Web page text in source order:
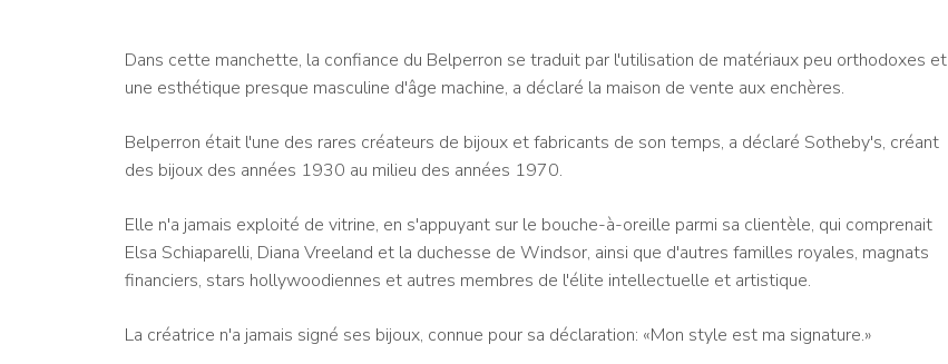
Dans cette manchette, la confiance du Belperron se traduit par l'utilisation de matériaux peu orthodoxes et
une esthétique presque masculine d'âge machine, a déclaré la maison de vente aux enchères.
Belperron était l'une des rares créateurs de bijoux et fabricants de son temps, a déclaré Sotheby's, créant
des bijoux des années 1930 au milieu des années 1970.
Elle n'a jamais exploité de vitrine, en s'appuyant sur le bouche-à-oreille parmi sa clientèle, qui comprenait
Elsa Schiaparelli, Diana Vreeland et la duchesse de Windsor, ainsi que d'autres familles royales, magnats
financiers, stars hollywoodiennes et autres membres de l'élite intellectuelle et artistique.
La créatrice n'a jamais signé ses bijoux, connue pour sa déclaration: «Mon style est ma signature.»